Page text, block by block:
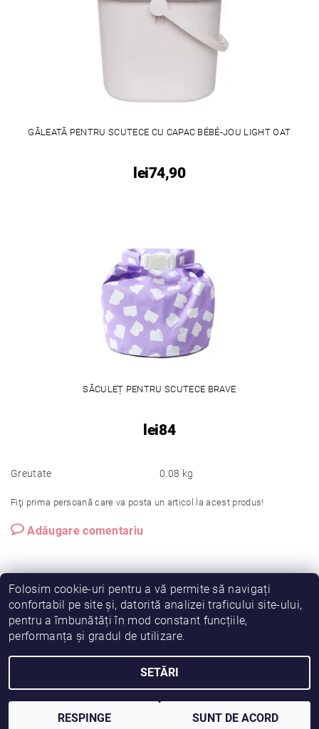
GĂLEATĂ PENTRU SCUTECE CU CAPAC BÉBÉ-JOU LIGHT OAT
lei74,90
SĂCULEȚ PENTRU SCUTECE BRAVE
lei84
Greutate 0.08 kg
Fiţi prima persoană care va posta un articol la acest produs!
Adăugare comentariu
Vreau să fiu partener! Termeni și condiții
Prelucrarea datelor
2026 © Fiimama, toate drepturile rezervate
Creat de Shoptet
Folosim cookie-uri pentru a vă permite să navigați
confortabil pe site și, datorită analizei traficului site-ului,
pentru a îmbunătăți în mod constant funcțiile,
performanța și gradul de utilizare.
SETĂRI
RESPINGE SUNT DE ACORD